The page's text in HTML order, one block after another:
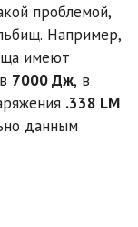
проблемой,
Например,
имеют
7000 Дж, в
.338 LM
данным